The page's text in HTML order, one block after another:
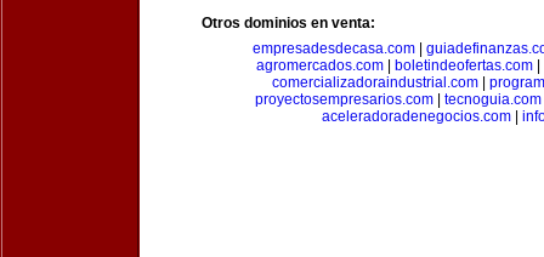
Otros dominios en venta:
empresadesdecasa.com|
agromercados.com
boletindeofertas.com
comercializadoraindustrial.com
proyectosempresarios.com
tecnoguia.com
aceleradoradenegocios.com